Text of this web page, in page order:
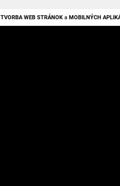
TVORBA WEB STRÁNOK a MOBILNÝCH